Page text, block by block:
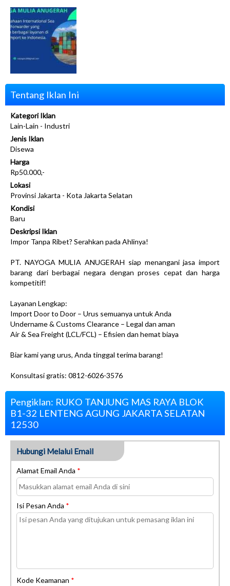
Tentang Iklan Ini
Kategori Iklan
Lain-Lain - Industri
Jenis Iklan
Disewa
Harga
Rp50.000,-
Lokasi
Provinsi Jakarta - Kota Jakarta Selatan
Kondisi
Baru
Deskripsi Iklan
Impor Tanpa Ribet? Serahkan pada Ahlinya!
PT. NAYOGA MULIA ANUGERAH siap menangani jasa import
barang dari berbagai negara dengan proses cepat dan harga
kompetitif!
Layanan Lengkap:
Import Door to Door – Urus semuanya untuk Anda
Undername & Customs Clearance – Legal dan aman
Air & Sea Freight (LCL/FCL) – Efisien dan hemat biaya
Biar kami yang urus, Anda tinggal terima barang!
Konsultasi gratis: 0812-6026-3576
Pengiklan: RUKO TANJUNG MAS RAYA BLOK
B1-32 LENTENG AGUNG JAKARTA SELATAN
12530
Hubungi Melalui Email
Alamat Email Anda *
Isi Pesan Anda *
Kode Keamanan *